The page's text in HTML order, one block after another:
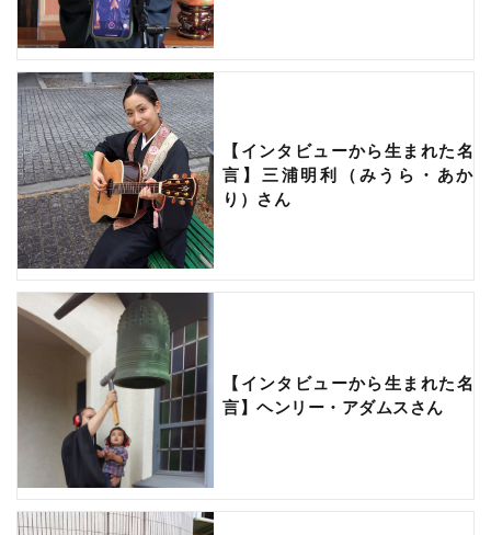
【インタビューから生まれた名
言】三浦明利（みうら・あか
り）さん
【インタビューから生まれた名
言】ヘンリー・アダムスさん